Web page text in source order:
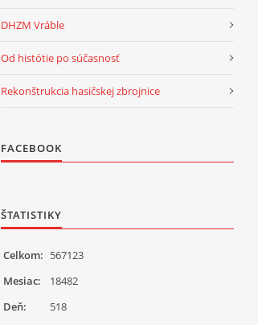
DHZM Vráble
Od histótie po súčasnosť
Rekonštrukcia hasičskej zbrojnice
FACEBOOK
ŠTATISTIKY
Celkom: 567123
Mesiac:
18482
Deň:
518